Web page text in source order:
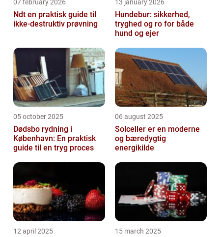
07 february 2026
Ndt en praktisk guide til
ikke-destruktiv prøvning
13 january 2026
Hundebur: sikkerhed,
tryghed og ro for både
hund og ejer
05 october 2025
Dødsbo rydning i
København: En praktisk
guide til en tryg proces
06 august 2025
Solceller er en moderne
og bæredygtig
energikilde
12 april 2025 15 march 2025